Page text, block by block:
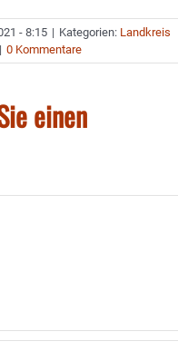
- 8:15 | Kategorien: Landkreis
| 0 Kommentare
einen